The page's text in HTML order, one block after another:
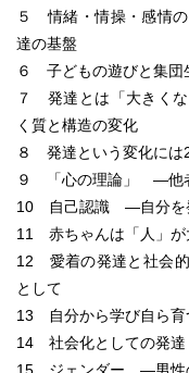
５ 情緒・情操・感情
達の基盤
６ 子どもの遊びと集
７ 発達とは「大きく
く質と構造の変化
８ 発達という変化に
９ 「心の理論」 ―他
10 自己認識 ―自分を
11 赤ちゃんは「人」
12 愛着の発達と社会
として
13 自分から学び自ら
14 社会化としての発